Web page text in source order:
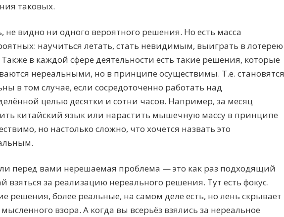
таковых.
не видно ни одного вероятного решения. Но есть масса
научиться летать, стать невидимым, выиграть в лотерею
Также в каждой сфере деятельности есть такие решения, которые
нереальными, но в принципе осуществимы. Т.е. становятся
в том случае, если сосредоточенно работать над
целью десятки и сотни часов. Например, за месяц
китайский язык или нарастить мышечную массу в принципе
но настолько сложно, что хочется назвать это
перед вами нерешаемая проблема — это как раз подходящий
взяться за реализацию нереального решения. Тут есть фокус.
решения, более реальные, на самом деле есть, но лень скрывает
взора. А когда вы всерьёз взялись за нереальное